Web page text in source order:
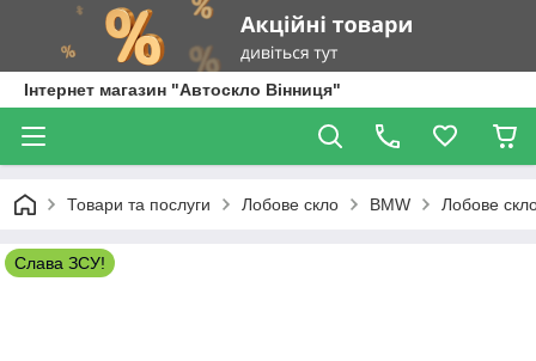
Інтернет магазин "Автоскло Вінниця"
Товари та послуги Лобове скло BMW Лобове
Слава ЗСУ!